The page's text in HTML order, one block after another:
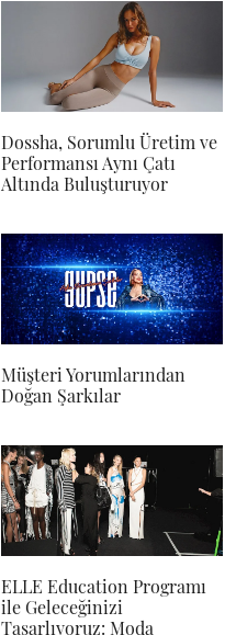
Dossha, Sorumlu Üretim ve
Performansı Aynı Çatı
Altında Buluşturuyor
Müşteri Yorumlarından
Doğan Şarkılar
ELLE Education Programı
ile Geleceğinizi
Tasarlıyoruz: Moda